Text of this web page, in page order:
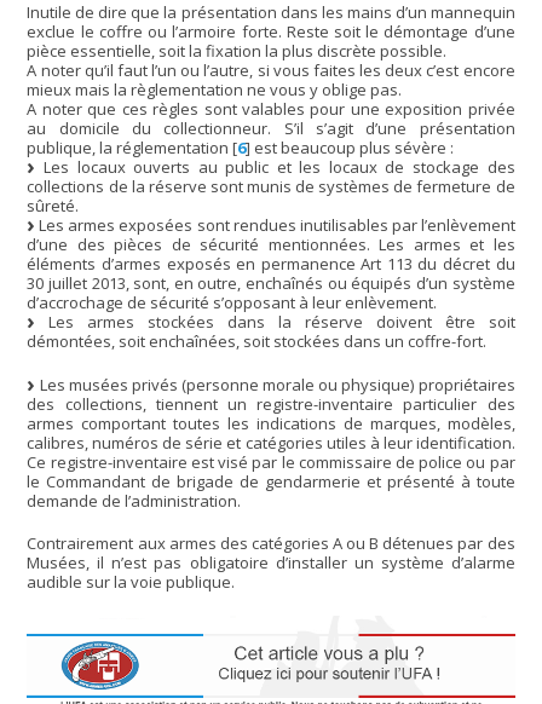
Inutile de dire que la présentation dans les mains d’un mannequin
exclue le coffre ou l’armoire forte. Reste soit le démontage d’une
pièce essentielle, soit la fixation la plus discrète possible.
A noter qu’il faut l’un ou l’autre, si vous faites les deux c’est encore
mieux mais la règlementation ne vous y oblige pas.
A noter que ces règles sont valables pour une exposition privée
au domicile du collectionneur. S’il s’agit d’une présentation
publique, la réglementation [6] est beaucoup plus sévère :
Les locaux ouverts au public et les locaux de stockage des
collections de la réserve sont munis de systèmes de fermeture de
sûreté.
Les armes exposées sont rendues inutilisables par l’enlèvement
d’une des pièces de sécurité mentionnées. Les armes et les
éléments d’armes exposés en permanence Art 113 du décret du
30 juillet 2013, sont, en outre, enchaînés ou équipés d’un système
d’accrochage de sécurité s’opposant à leur enlèvement.
Les armes stockées dans la réserve doivent être soit
démontées, soit enchaînées, soit stockées dans un coffre-fort.
Les musées privés (personne morale ou physique) propriétaires
des collections, tiennent un registre-inventaire particulier des
armes comportant toutes les indications de marques, modèles,
calibres, numéros de série et catégories utiles à leur identification.
Ce registre-inventaire est visé par le commissaire de police ou par
le Commandant de brigade de gendarmerie et présenté à toute
demande de l’administration.
Contrairement aux armes des catégories A ou B détenues par des
Musées, il n’est pas obligatoire d’installer un système d’alarme
audible sur la voie publique.